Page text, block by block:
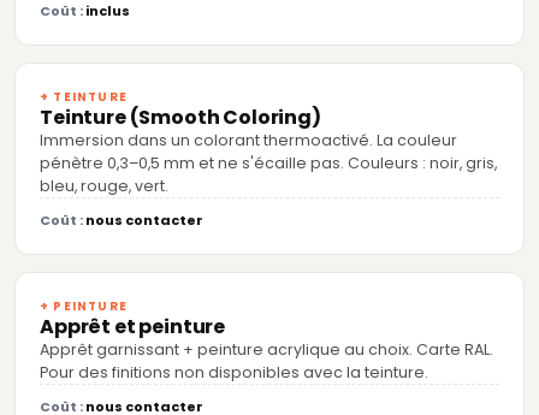
Coût :inclus
+ TEINTURE
Teinture (Smooth Coloring)
Immersion dans un colorant thermoactivé. La couleur
pénètre 0,3–0,5 mm et ne s'écaille pas. Couleurs : noir, gris,
bleu, rouge, vert.
Coût :nous contacter
+ PEINTURE
Apprêt et peinture
Apprêt garnissant + peinture acrylique au choix. Carte RAL.
Pour des finitions non disponibles avec la teinture.
Coût :nous contacter